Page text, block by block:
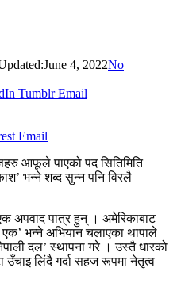
June 4, 2022No
Tumblr Email
Email
आफूले पाएको पद सितिमिति
भन्ने शब्द सुन्न पनि विरलै
अपवाद पात्र हुन् । अमेरिकाबाट
एक’ भन्ने अभियान चलाएका थापाले
दल’ स्थापना गरे । उस्तै धारको
उँचाइ लिंदै गर्दा सहज रूपमा नेतृत्व